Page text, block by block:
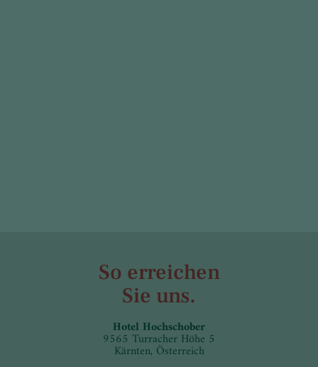
So erreichen
Sie uns.
Hotel Hochschober
9565 Turracher Höhe 5
Kärnten, Österreich